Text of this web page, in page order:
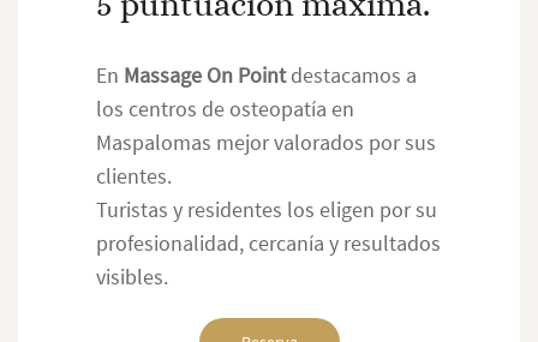
En Massage On Pointdestacamos a
los centros de osteopatía en
Maspalomas mejor valorados por sus
clientes.
Turistas y residentes los eligen por su
profesionalidad, cercanía y resultados
visibles.